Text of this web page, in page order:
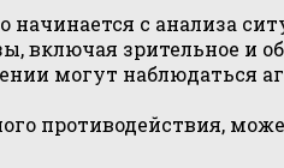
с анализа
включая зрительное и
могут наблюдаться
противодействия,